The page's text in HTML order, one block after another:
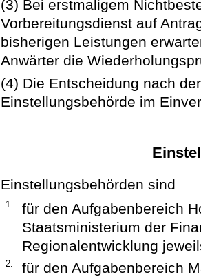
(3) Bei erstmaligem
Vorbereitungsdienst auf
bisherigen Leistungen
Anwärter die
(4) Die Entscheidung nach
Einstellungsbehörde im
Einstellungsbehörden sind
1.
für den Aufgabenbereich
Staatsministerium der
Regionalentwicklung
2.
für den Aufgabenbereich